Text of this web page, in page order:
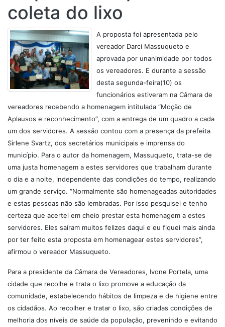
coleta do lixo
A proposta foi apresentada pelo
vereador Darci Massuqueto e
aprovada por unanimidade por todos
os vereadores. E durante a sessão
desta segunda-feira(10) os
funcionários estiveram na Câmara de
vereadores recebendo a homenagem intitulada “Moção de
Aplausos e reconhecimento”, com a entrega de um quadro a cada
um dos servidores. A sessão contou com a presença da prefeita
Sirlene Svartz, dos secretários municipais e imprensa do
município. Para o autor da homenagem, Massuqueto, trata-se de
uma justa homenagem a estes servidores que trabalham durante
o dia e a noite, independente das condições do tempo, realizando
um grande serviço. “Normalmente são homenageadas autoridades
e estas pessoas não são lembradas. Por isso pesquisei e tenho
certeza que acertei em cheio prestar esta homenagem a estes
servidores. Eles saíram muitos felizes daqui e eu fiquei mais ainda
por ter feito esta proposta em homenagear estes servidores”,
afirmou o vereador Massuqueto.
Para a presidente da Câmara de Vereadores, Ivone Portela, uma
cidade que recolhe e trata o lixo promove a educação da
comunidade, estabelecendo hábitos de limpeza e de higiene entre
os cidadãos. Ao recolher e tratar o lixo, são criadas condições de
melhoria dos níveis de saúde da população, prevenindo e evitando